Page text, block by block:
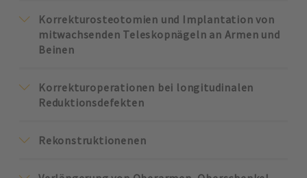
Korrekturosteotomien und Implantation von
mitwachsenden Teleskopnägeln an Armen und
Beinen
Korrekturoperationen bei longitudinalen
Reduktionsdefekten
Rekonstruktionenen